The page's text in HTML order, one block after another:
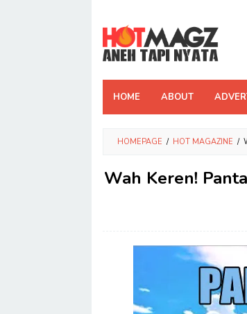
content
HOME ABOUT
HOMEPAGE / HOT MAGAZINE /
Wah Keren!